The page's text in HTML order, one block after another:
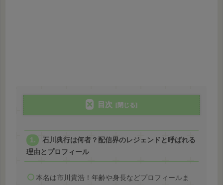
目次
石川典行は何者？配信界のレジェンドと呼ばれる
理由とプロフィール
本名は市川貴浩！年齢や身長などプロフィールま